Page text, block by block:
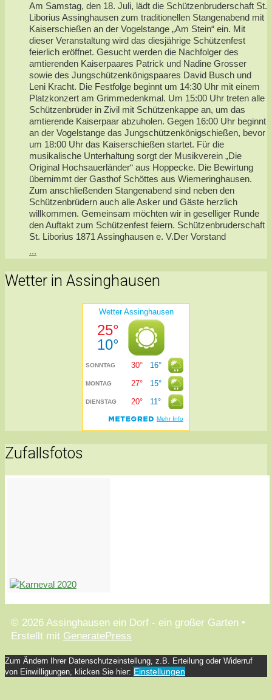
Am Samstag, den 18. Juli, lädt die Schützenbruderschaft St.
Liborius Assinghausen zum traditionellen Stangenabend mit
Kaiserschießen an der Vogelstange „Am Stein“ ein. Mit
dieser Veranstaltung wird das diesjährige Schützenfest
feierlich eröffnet. Gesucht werden die Nachfolger des
amtierenden Kaiserpaares Patrick und Nadine Grosser
sowie des Jungschützenkönigspaares David Busch und
Leni Kracht. Die Festfolge beginnt um 14:30 Uhr mit einem
Platzkonzert am Grimmedenkmal. Um 15:00 Uhr treten alle
Schützenbrüder in Zivil mit Schützenkappe an, um das
amtierende Kaiserpaar abzuholen. Gegen 16:00 Uhr beginnt
an der Vogelstange das Jungschützenkönigschießen, bevor
um 18:00 Uhr das Kaiserschießen startet. Für die
musikalische Unterhaltung sorgt der Musikverein „Die
Original Hochsauerländer“ aus Hoppecke. Die Bewirtung
übernimmt der Gasthof Schöttes aus Wiemeringhausen.
Zum anschließenden Stangenabend sind neben den
Schützenbrüdern auch alle Asker und Gäste herzlich
willkommen. Gemeinsam möchten wir in geselliger Runde
den Auftakt zum Schützenfest feiern. Schützenbruderschaft
St. Liborius 1871 Assinghausen e. V.Der Vorstand
...
Wetter in Assinghausen
Zufallsfotos
© 2026 Assinghausen ein Dorf - ein großer Garten •
Erstellt mit GeneratePress
Zum Ändern Ihrer Datenschutzeinstellung, z.B. Erteilung oder Widerruf
von Einwilligungen, klicken Sie hier: Einstellungen